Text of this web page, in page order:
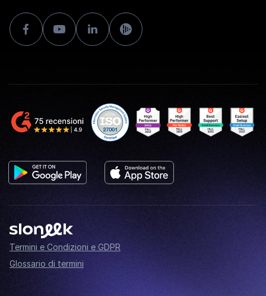
Termini e Condizioni e GDPR
Glossario di termini